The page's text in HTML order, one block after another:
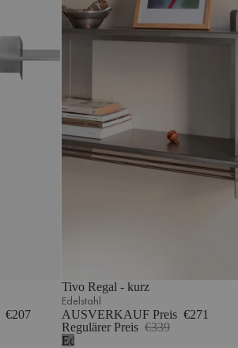
€207
Tivo Regal - kurz
Edelstahl
AUSVERKAUF Preis €271
Regulärer Preis €339
Edelstahl